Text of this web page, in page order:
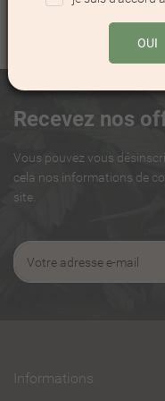
OUI
Recevez nos
Vous pouvez vous
cela nos informations de
site.
Informations